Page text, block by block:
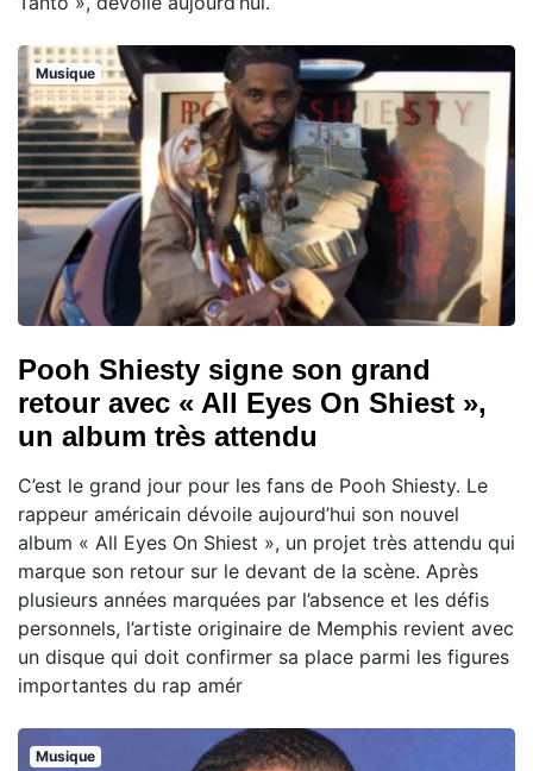
Musique
Pooh Shiesty signe son grand
retour avec « All Eyes On Shiest »,
un album très attendu
C’est le grand jour pour les fans de Pooh Shiesty. Le
rappeur américain dévoile aujourd’hui son nouvel
album « All Eyes On Shiest », un projet très attendu qui
marque son retour sur le devant de la scène. Après
plusieurs années marquées par l’absence et les défis
personnels, l’artiste originaire de Memphis revient avec
un disque qui doit confirmer sa place parmi les figures
importantes du rap amér
Musique